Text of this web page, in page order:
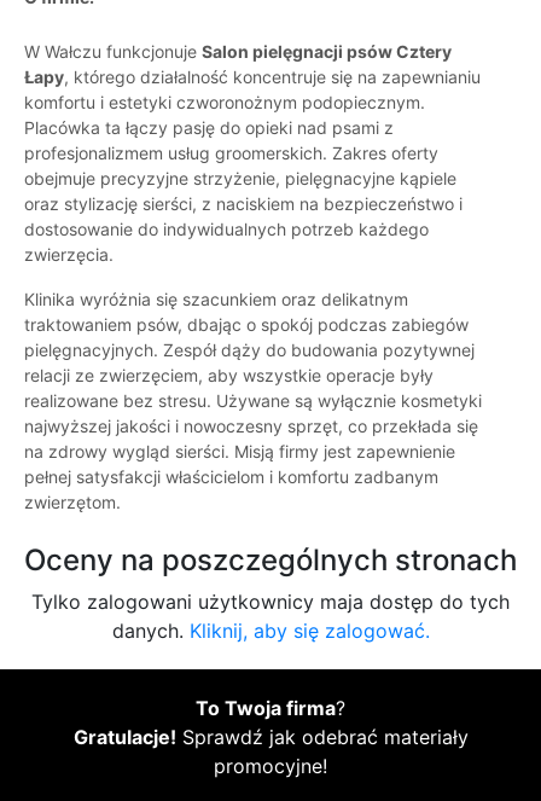
W Wałczu funkcjonuje Salon pielęgnacji psów Cztery
Łapy, którego działalność koncentruje się na zapewnianiu
komfortu i estetyki czworonożnym podopiecznym.
Placówka ta łączy pasję do opieki nad psami z
profesjonalizmem usług groomerskich. Zakres oferty
obejmuje precyzyjne strzyżenie, pielęgnacyjne kąpiele
oraz stylizację sierści, z naciskiem na bezpieczeństwo i
dostosowanie do indywidualnych potrzeb każdego
zwierzęcia.
Klinika wyróżnia się szacunkiem oraz delikatnym
traktowaniem psów, dbając o spokój podczas zabiegów
pielęgnacyjnych. Zespół dąży do budowania pozytywnej
relacji ze zwierzęciem, aby wszystkie operacje były
realizowane bez stresu. Używane są wyłącznie kosmetyki
najwyższej jakości i nowoczesny sprzęt, co przekłada się
na zdrowy wygląd sierści. Misją firmy jest zapewnienie
pełnej satysfakcji właścicielom i komfortu zadbanym
zwierzętom.
Oceny na poszczególnych stronach
Tylko zalogowani użytkownicy maja dostęp do tych
danych. Kliknij, aby się zalogować.
To Twoja firma?
Gratulacje! Sprawdź jak odebrać materiały
promocyjne!